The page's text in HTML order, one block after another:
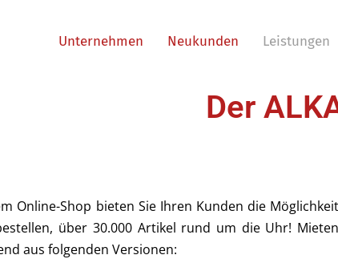
Unternehmen Neukunden Leistungen
Der
Online-Shop bieten Sie Ihren Kunden die
über 30.000 Artikel rund um die Uhr!
aus folgenden Versionen: